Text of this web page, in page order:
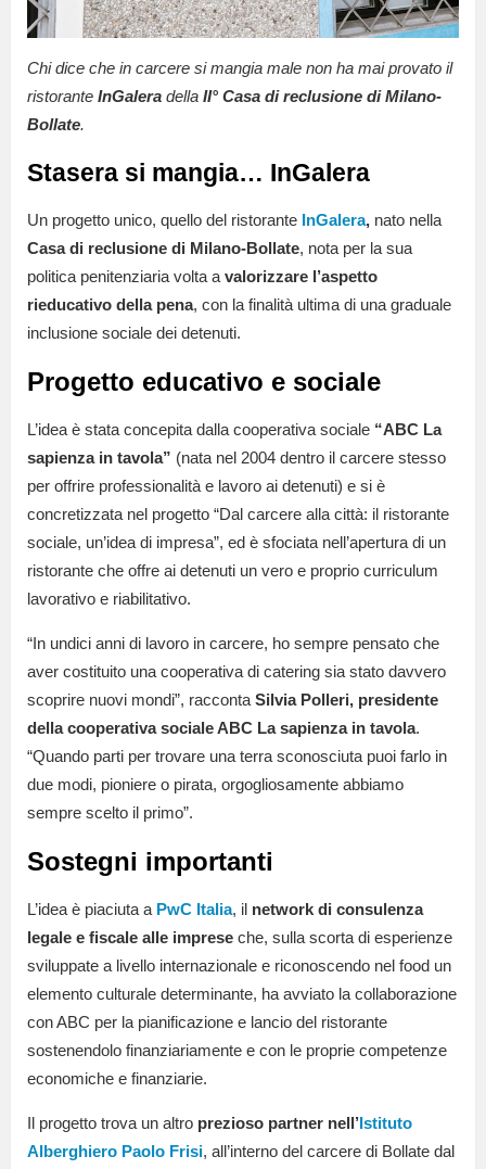
Chi dice che in carcere si mangia male non ha mai provato il
ristorante InGalera della II° Casa di reclusione di Milano-
Bollate.
Stasera si mangia… InGalera
Un progetto unico, quello del ristorante InGalera, nato nella
Casa di reclusione di Milano-Bollate, nota per la sua
politica penitenziaria volta a valorizzare l’aspetto
rieducativo della pena, con la finalità ultima di una graduale
inclusione sociale dei detenuti.
Progetto educativo e sociale
L’idea è stata concepita dalla cooperativa sociale “ABC La
sapienza in tavola” (nata nel 2004 dentro il carcere stesso
per offrire professionalità e lavoro ai detenuti) e si è
concretizzata nel progetto “Dal carcere alla città: il ristorante
sociale, un’idea di impresa”, ed è sfociata nell’apertura di un
ristorante che offre ai detenuti un vero e proprio curriculum
lavorativo e riabilitativo.
“In undici anni di lavoro in carcere, ho sempre pensato che
aver costituito una cooperativa di catering sia stato davvero
scoprire nuovi mondi”, racconta Silvia Polleri, presidente
della cooperativa sociale ABC La sapienza in tavola.
“Quando parti per trovare una terra sconosciuta puoi farlo in
due modi, pioniere o pirata, orgogliosamente abbiamo
sempre scelto il primo”.
Sostegni importanti
L’idea è piaciuta a PwC Italia, il network di consulenza
legale e fiscale alle imprese che, sulla scorta di esperienze
sviluppate a livello internazionale e riconoscendo nel food un
elemento culturale determinante, ha avviato la collaborazione
con ABC per la pianificazione e lancio del ristorante
sostenendolo finanziariamente e con le proprie competenze
economiche e finanziarie.
Il progetto trova un altro prezioso partner nell’Istituto
Alberghiero Paolo Frisi, all’interno del carcere di Bollate dal